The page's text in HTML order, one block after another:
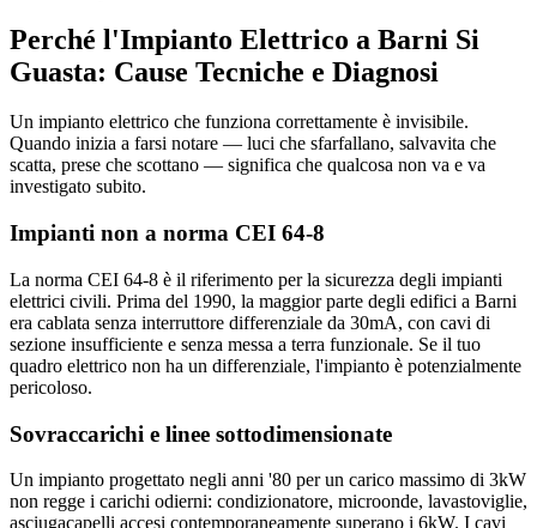
Perché l'Impianto Elettrico a Barni Si
Guasta: Cause Tecniche e Diagnosi
Un impianto elettrico che funziona correttamente è invisibile.
Quando inizia a farsi notare — luci che sfarfallano, salvavita che
scatta, prese che scottano — significa che qualcosa non va e va
investigato subito.
Impianti non a norma CEI 64-8
La norma CEI 64-8 è il riferimento per la sicurezza degli impianti
elettrici civili. Prima del 1990, la maggior parte degli edifici a Barni
era cablata senza interruttore differenziale da 30mA, con cavi di
sezione insufficiente e senza messa a terra funzionale. Se il tuo
quadro elettrico non ha un differenziale, l'impianto è potenzialmente
pericoloso.
Sovraccarichi e linee sottodimensionate
Un impianto progettato negli anni '80 per un carico massimo di 3kW
non regge i carichi odierni: condizionatore, microonde, lavastoviglie,
asciugacapelli accesi contemporaneamente superano i 6kW. I cavi